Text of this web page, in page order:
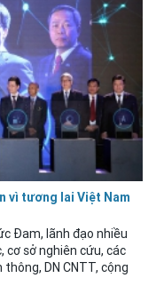
vì tương lai Việt Nam
Đam, lãnh đạo nhiều
cơ sở nghiên cứu, các
thông, DN CNTT, cộng